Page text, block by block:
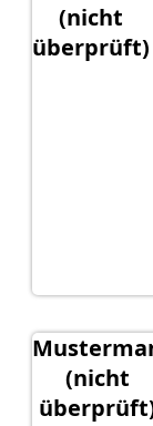
(nicht
überprüft)
(nicht